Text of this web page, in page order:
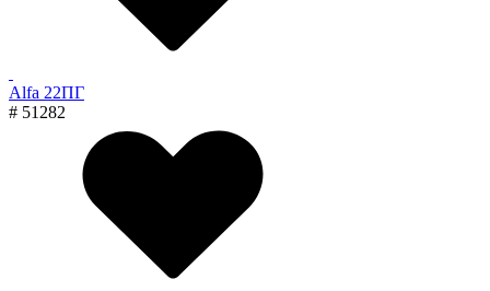
Alfa 22ПГ
# 51282